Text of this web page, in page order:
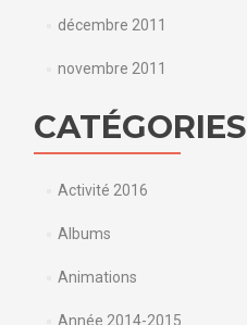
décembre 2011
novembre 2011
CATÉGORIES
Activité 2016
Albums
Animations
Année 2014-2015